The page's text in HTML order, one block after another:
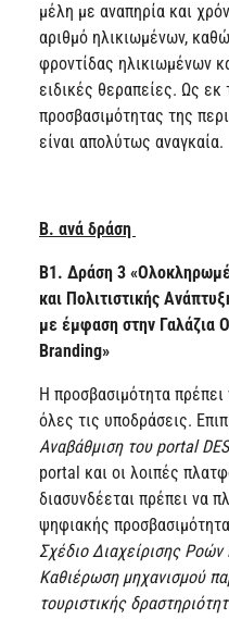
μέλη με αναπηρία και
αριθμό ηλικιωμένων,
φροντίδας ηλικιωμένων
ειδικές θεραπείες. Ως εκ
προσβασιμότητας της
είναι απολύτως αναγκαία.
Β. ανά δράση
Β1. Δράση 3
και Πολιτιστικής
με έμφαση στην Γαλάζια
Branding»
Η προσβασιμότητα
όλες τις υποδράσεις.
Αναβάθμιση του portal
portal και οι λοιπές
διασυνδέεται πρέπει να
ψηφιακής
Σχέδιο Διαχείρισης
Καθιέρωση μηχανισμού
τουριστικής